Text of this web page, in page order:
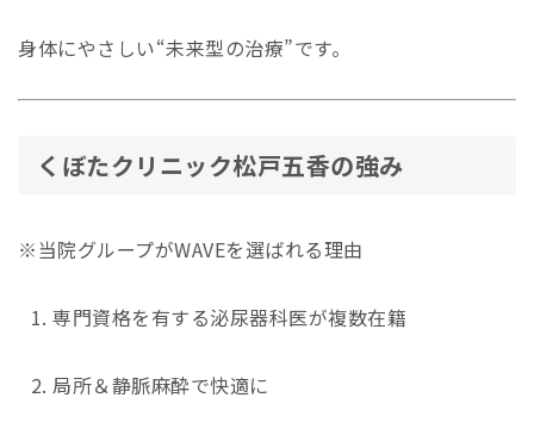
身体にやさしい“未来型の治療”です。
くぼたクリニック松戸五香の強み
※当院グループがWAVEを選ばれる理由
専門資格を有する泌尿器科医が複数在籍
局所＆静脈麻酔で快適に